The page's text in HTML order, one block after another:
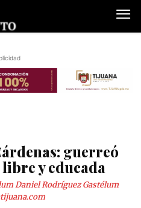
guerreó
y educada
Daniel Rodríguez Gastélum